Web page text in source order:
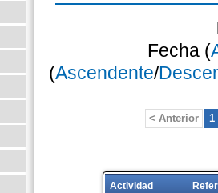
Fecha (
(Ascendente/
< Anterior 1
Actividad